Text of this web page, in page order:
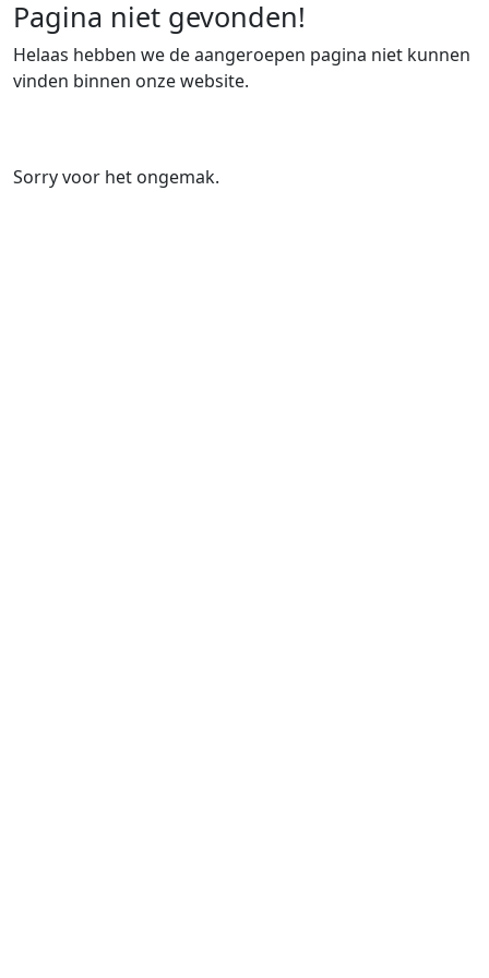
Pagina niet gevonden!
Helaas hebben we de aangeroepen pagina niet kunnen
vinden binnen onze website.
Sorry voor het ongemak.